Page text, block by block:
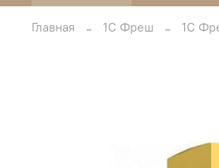
Главная 1С Фреш 1С